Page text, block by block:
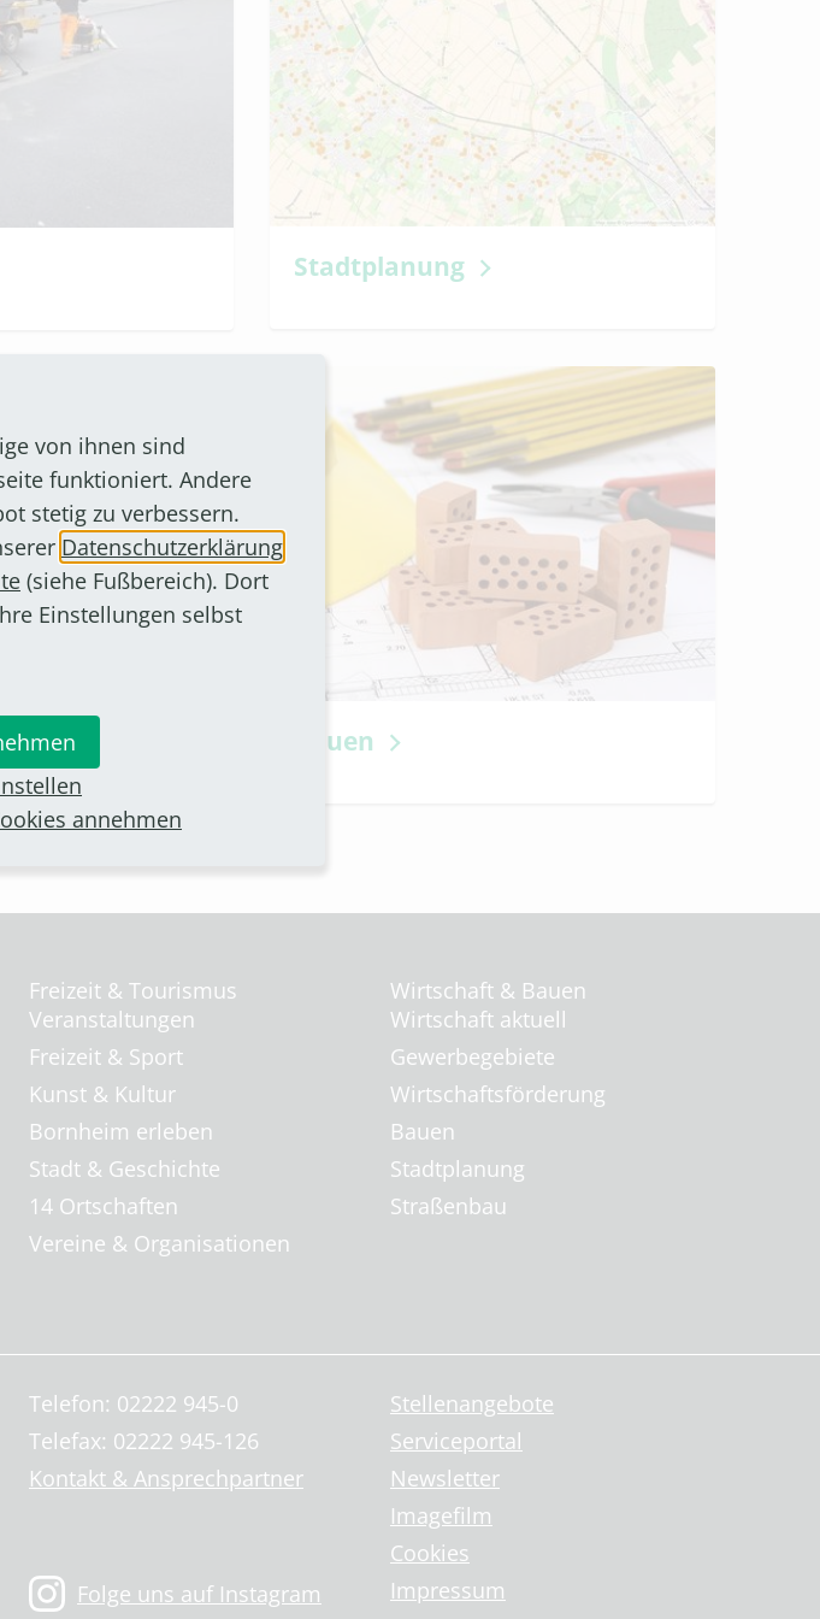
Stadtplanung
Bauen
Freizeit & Tourismus
Veranstaltungen
Freizeit & Sport
Kunst & Kultur
Bornheim erleben
Stadt & Geschichte
14 Ortschaften
Vereine & Organisationen
Wirtschaft & Bauen
Wirtschaft aktuell
Gewerbegebiete
Wirtschaftsförderung
Bauen
Stadtplanung
Straßenbau
Telefon: 02222 945-0
Telefax: 02222 945-126
Kontakt & Ansprechpartner
Folge uns auf Instagram
Stellenangebote
Serviceportal
Newsletter
Imagefilm
Cookies
Impressum
von ihnen sind
funktioniert. Andere
stetig zu verbessern.
Datenschutzerklärung
(siehe Fußbereich). Dort
Einstellungen selbst
annehmen